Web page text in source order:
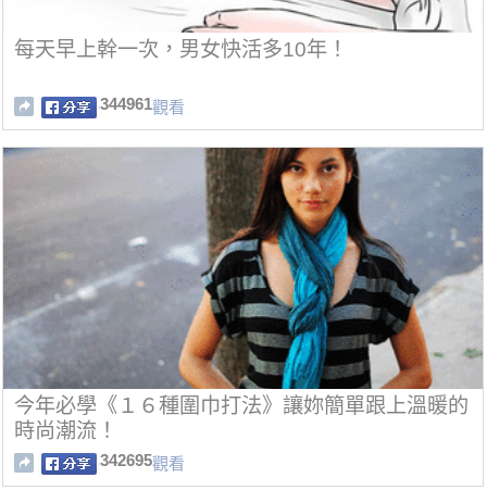
每天早上幹一次，男女快活多10年！
344961觀看
今年必學《１６種圍巾打法》讓妳簡單跟上溫暖的
時尚潮流！
342695觀看